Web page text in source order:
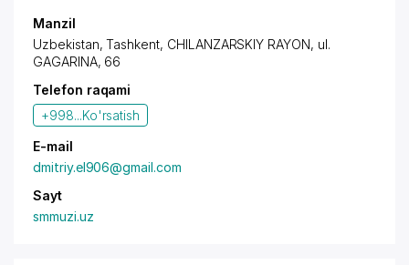
Manzil
Uzbekistan, Tashkent, CHILANZARSKIY RAYON, ul.
GAGARINA, 66
Telefon raqami
+998...Ko'rsatish
E-mail
dmitriy.el906@gmail.com
Sayt
smmuzi.uz